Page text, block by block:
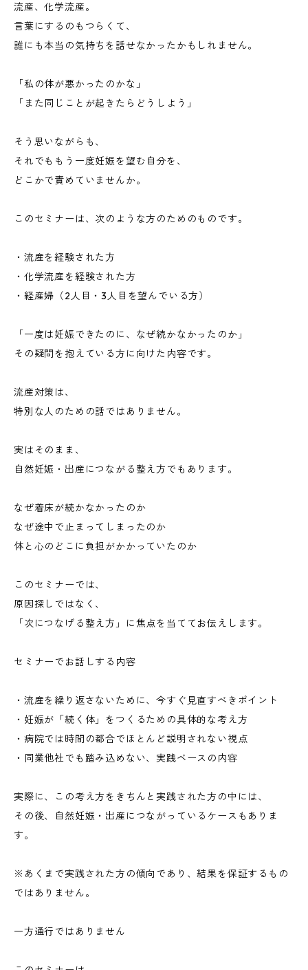
流産、化学流産。
言葉にするのもつらくて、
誰にも本当の気持ちを話せなかったかもしれません。
「私の体が悪かったのかな」
「また同じことが起きたらどうしよう」
そう思いながらも、
それでももう一度妊娠を望む自分を、
どこかで責めていませんか。
このセミナーは、次のような方のためのものです。
・流産を経験された方
・化学流産を経験された方
・経産婦（2人目・3人目を望んでいる方）
「一度は妊娠できたのに、なぜ続かなかったのか」
その疑問を抱えている方に向けた内容です。
流産対策は、
特別な人のための話ではありません。
実はそのまま、
自然妊娠・出産につながる整え方でもあります。
なぜ着床が続かなかったのか
なぜ途中で止まってしまったのか
体と心のどこに負担がかかっていたのか
このセミナーでは、
原因探しではなく、
「次につなげる整え方」に焦点を当ててお伝えします。
セミナーでお話しする内容
・流産を繰り返さないために、今すぐ見直すべきポイント
・妊娠が「続く体」をつくるための具体的な考え方
・病院では時間の都合でほとんど説明されない視点
・同業他社でも踏み込めない、実践ベースの内容
実際に、この考え方をきちんと実践された方の中には、
その後、自然妊娠・出産につながっているケースもありま
す。
※あくまで実践された方の傾向であり、結果を保証するもの
ではありません。
一方通行ではありません